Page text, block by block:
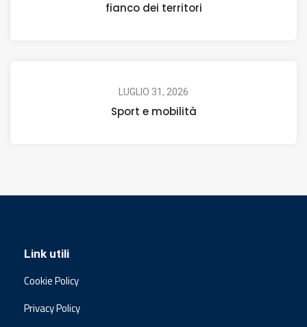
fianco dei territori
LUGLIO 31, 2026
Sport e mobilità
Link utili
Cookie Policy
Privacy Policy